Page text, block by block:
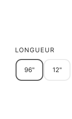
LONGUEUR
96" 12"